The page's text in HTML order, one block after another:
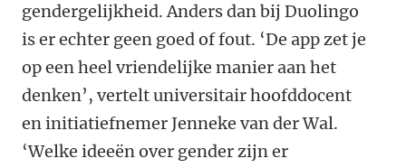
gendergelijkheid. Anders dan bij Duolingo
is er echter geen goed of fout. ‘De app zet je
op een heel vriendelijke manier aan het
denken’, vertelt universitair hoofddocent
en initiatiefnemer Jenneke van der Wal.
‘Welke ideeën over gender zijn er